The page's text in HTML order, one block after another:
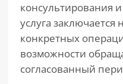
консультирования
услуга
конкретных
возможности
согласованный